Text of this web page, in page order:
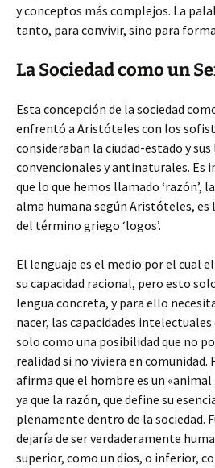
y conceptos más complejos. La
tanto, para convivir, sino para
La Sociedad como un
Esta concepción de la sociedad
enfrentó a Aristóteles con los
consideraban la ciudad-estado y
convencionales y antinaturales. Es
que lo que hemos llamado ‘razón’,
alma humana según Aristóteles,
del término griego ‘logos’.
El lenguaje es el medio por el cual
su capacidad racional, pero esto
lengua concreta, y para ello
nacer, las capacidades
solo como una posibilidad que no
realidad si no viviera en
afirma que el hombre es un
ya que la razón, que define su
plenamente dentro de la sociedad.
dejaría de ser verdaderamente
superior, como un dios, o inferior,